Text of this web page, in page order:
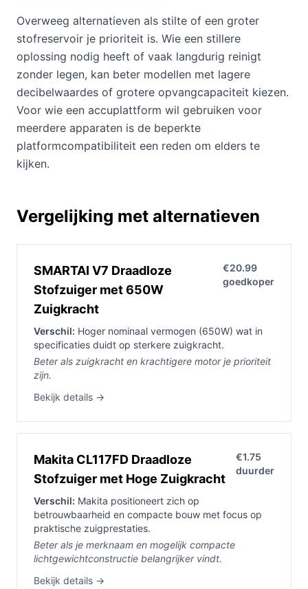
Overweeg alternatieven als stilte of een groter
stofreservoir je prioriteit is. Wie een stillere
oplossing nodig heeft of vaak langdurig reinigt
zonder legen, kan beter modellen met lagere
decibelwaardes of grotere opvangcapaciteit kiezen.
Voor wie een accuplattform wil gebruiken voor
meerdere apparaten is de beperkte
platformcompatibiliteit een reden om elders te
kijken.
Vergelijking met alternatieven
SMARTAI V7 Draadloze
Stofzuiger met 650W
Zuigkracht
€20.99
goedkoper
Verschil: Hoger nominaal vermogen (650W) wat in
specificaties duidt op sterkere zuigkracht.
Beter als zuigkracht en krachtigere motor je prioriteit
zijn.
Bekijk details →
Makita CL117FD Draadloze
Stofzuiger met Hoge Zuigkracht
€1.75
duurder
Verschil: Makita positioneert zich op
betrouwbaarheid en compacte bouw met focus op
praktische zuigprestaties.
Beter als je merknaam en mogelijk compacte
lichtgewichtconstructie belangrijker vindt.
Bekijk details →